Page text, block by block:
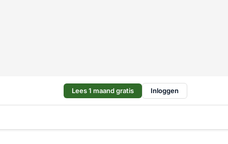
Lees 1 maand gratis Inloggen